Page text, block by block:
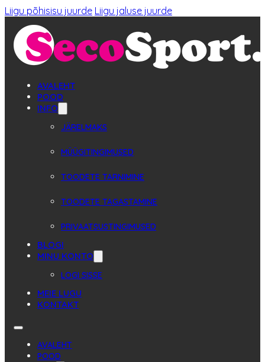
Liigu põhisisu juurde Liigu jaluse juurde
AVALEHT
POOD
INFO
JÄRELMAKS
MÜÜGITINGIMUSED
TOODETE TARNIMINE
TOODETE TAGASTAMINE
PRIVAATSUSTINGIMUSED
BLOGI
MINU KONTO
LOGI SISSE
MEIE LUGU
KONTAKT
AVALEHT
POOD